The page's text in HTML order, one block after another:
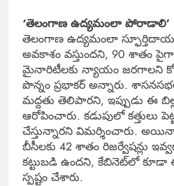
‘తెలంగాణ ఉద్యమంలా పోరాడాలి’
తెలంగాణ ఉద్యమంలా
అవకాశం వస్తుందని, 90 శాతం
మైనారిటీలకు న్యాయం జరగాలని
పొన్నం ప్రభాకర్ అన్నారు.
మద్దతు తెలిపారని, ఇప్పుడు ఈ
ఆరోపించారు. కడుపులో కత్తులు
చేస్తున్నారని విమర్శించారు.
బీసీలకు 42 శాతం రిజర్వేషన్లు
కట్టుబడి ఉందని, కేబినెట్‌లో
స్పష్టం చేశారు.